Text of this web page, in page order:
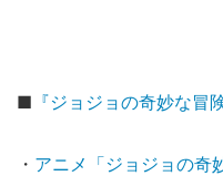
■ 『ジョジョの奇妙な冒
・ アニメ「ジョジョの奇